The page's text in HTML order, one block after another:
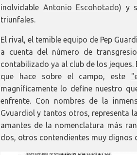
inolvidable Antonio Escohotado) y
triunfales.
El rival, el temible equipo de Pep
a cuenta del número de
contabilizado ya al club de los
que hace sobre el campo, este
magníficamente lo define nuestro
enfrente. Con nombres de la
Gvuardiol y tantos otros, representa
amantes de la nomenclatura más
dos, otros contendientes muy dignos